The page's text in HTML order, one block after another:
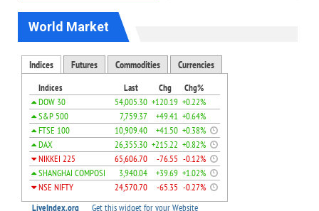
World Market